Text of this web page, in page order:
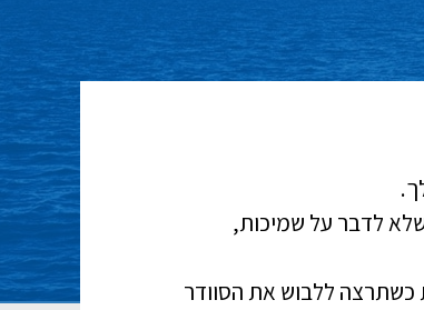
שלא לדבר על שמיכות,
כשתרצה ללבוש את הסוודר